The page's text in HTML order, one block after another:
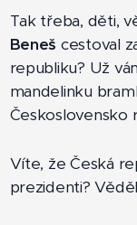
Tak třeba, děti,
Beneš cestoval
republiku? Už
mandelinku
Československo
Víte, že Česká
prezidenti?